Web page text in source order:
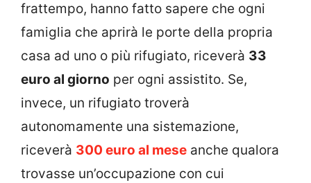
frattempo, hanno fatto sapere che ogni
famiglia che aprirà le porte della propria
casa ad uno o più rifugiato, riceverà 33
euro al giorno per ogni assistito. Se,
invece, un rifugiato troverà
autonomamente una sistemazione,
riceverà 300 euro al mese anche qualora
trovasse un’occupazione con cui